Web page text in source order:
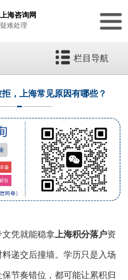
海咨询网
难处理
栏目导航
，上海常见原因有哪些？
凭就能稳拿上海积分落户资
递交后撞墙。学历只是入场
节奏错位，都可能让累积归